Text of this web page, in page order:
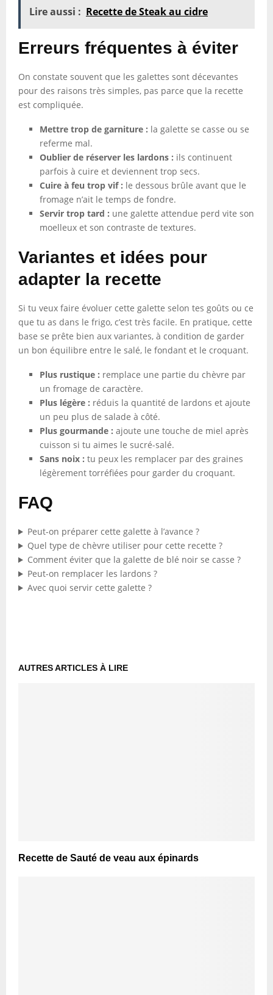
Lire aussi : Recette de Steak au cidre
Erreurs fréquentes à éviter
On constate souvent que les galettes sont décevantes
pour des raisons très simples, pas parce que la recette
est compliquée.
Mettre trop de garniture : la galette se casse ou se
referme mal.
Oublier de réserver les lardons : ils continuent
parfois à cuire et deviennent trop secs.
Cuire à feu trop vif : le dessous brûle avant que le
fromage n’ait le temps de fondre.
Servir trop tard : une galette attendue perd vite son
moelleux et son contraste de textures.
Variantes et idées pour
adapter la recette
Si tu veux faire évoluer cette galette selon tes goûts ou ce
que tu as dans le frigo, c’est très facile. En pratique, cette
base se prête bien aux variantes, à condition de garder
un bon équilibre entre le salé, le fondant et le croquant.
Plus rustique : remplace une partie du chèvre par
un fromage de caractère.
Plus légère : réduis la quantité de lardons et ajoute
un peu plus de salade à côté.
Plus gourmande : ajoute une touche de miel après
cuisson si tu aimes le sucré-salé.
Sans noix : tu peux les remplacer par des graines
légèrement torréfiées pour garder du croquant.
FAQ
Peut-on préparer cette galette à l’avance ?
Quel type de chèvre utiliser pour cette recette ?
Comment éviter que la galette de blé noir se casse ?
Peut-on remplacer les lardons ?
Avec quoi servir cette galette ?
AUTRES ARTICLES À LIRE
Recette de Sauté de veau aux épinards